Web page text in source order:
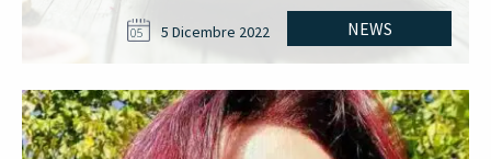
NEWS
05 5 Dicembre 2022